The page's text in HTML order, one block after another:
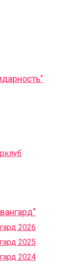
2026
2025
2024